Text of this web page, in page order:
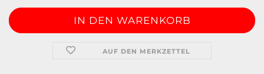
AUF DEN MERKZETTEL